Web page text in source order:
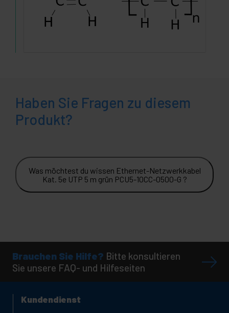
Haben Sie Fragen zu diesem
Produkt?
Was möchtest du wissen Ethernet-Netzwerkkabel
Kat. 5e UTP 5 m grün PCU5-10CC-0500-G ?
Brauchen Sie Hilfe? Bitte konsultieren
Sie unsere FAQ- und Hilfeseiten
Kundendienst